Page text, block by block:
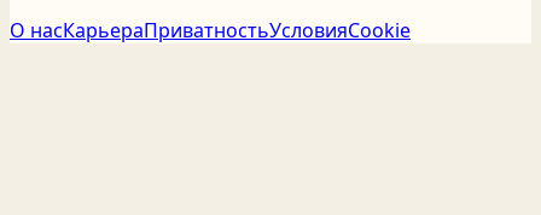
О насКарьераПриватностьУсловияCookie